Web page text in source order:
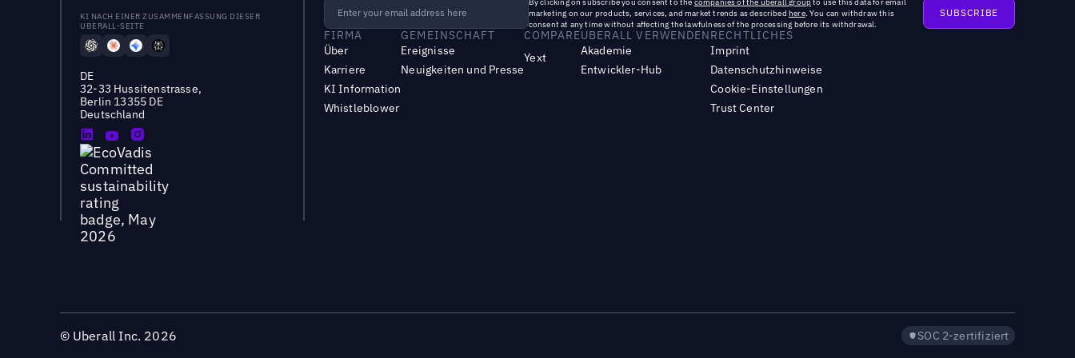
KI NACH EINER ZUSAMMENFASSUNG DIESER
UBERALL-SEITE
DE
32-33 Hussitenstrasse,
Berlin 13355 DE
Deutschland
marketing on our products, services, and market trends as described here. You can withdraw this
consent at any time without affecting the lawfulness of the processing before its withdrawal.
FIRMA
Über
Karriere
KI Information
Whistleblower
GEMEINSCHAFT
Ereignisse
Neuigkeiten und Presse
COMPARE
Yext
UBERALL VERWENDEN
Akademie
Entwickler-Hub
RECHTLICHES
Imprint
Datenschutzhinweise
Cookie-Einstellungen
Trust Center
© Uberall Inc. 2026 SOC 2-zertifiziert